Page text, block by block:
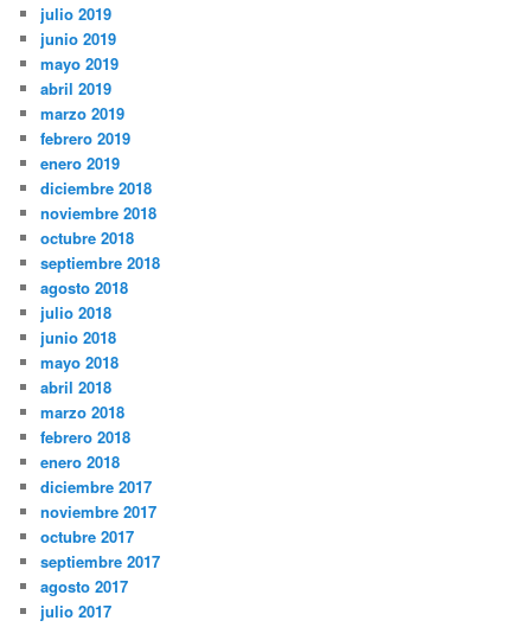
julio 2019
junio 2019
mayo 2019
abril 2019
marzo 2019
febrero 2019
enero 2019
diciembre 2018
noviembre 2018
octubre 2018
septiembre 2018
agosto 2018
julio 2018
junio 2018
mayo 2018
abril 2018
marzo 2018
febrero 2018
enero 2018
diciembre 2017
noviembre 2017
octubre 2017
septiembre 2017
agosto 2017
julio 2017